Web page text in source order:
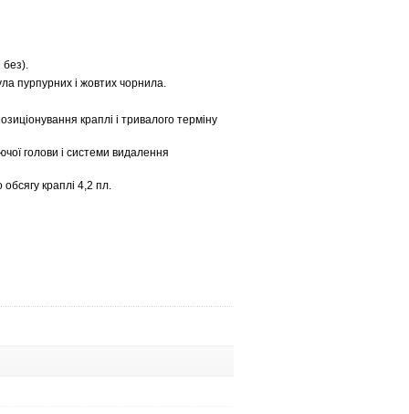
без).
пурпурних і жовтих чорнила.
краплі і тривалого терміну
голови і системи видалення
краплі 4,2 пл.